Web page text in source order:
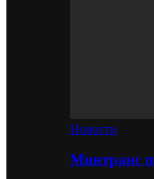
Новости
Минтранс